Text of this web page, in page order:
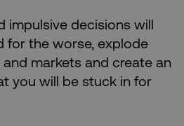
impulsive decisions will
for the worse, explode
markets and create an
you will be stuck in for